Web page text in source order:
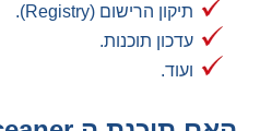
תיקון הרישום (Registry).
עדכון תוכנות.
ועוד.